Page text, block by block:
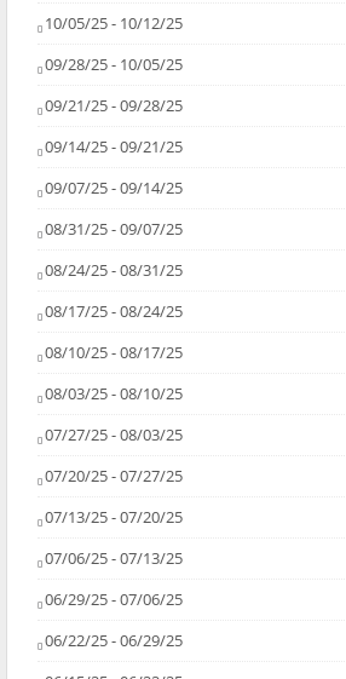
10/05/25 - 10/12/25
09/28/25 - 10/05/25
09/21/25 - 09/28/25
09/14/25 - 09/21/25
09/07/25 - 09/14/25
08/31/25 - 09/07/25
08/24/25 - 08/31/25
08/17/25 - 08/24/25
08/10/25 - 08/17/25
08/03/25 - 08/10/25
07/27/25 - 08/03/25
07/20/25 - 07/27/25
07/13/25 - 07/20/25
07/06/25 - 07/13/25
06/29/25 - 07/06/25
06/22/25 - 06/29/25